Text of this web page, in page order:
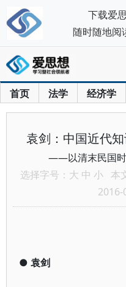
首页 法学 经济学
袁剑：中国近代
——以清末民国时
选择字号： 大 中 小 本
2016-
● 袁剑
下载爱
随时随地阅